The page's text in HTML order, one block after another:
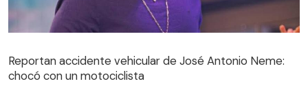
Reportan accidente vehicular de José Antonio Neme:
chocó con un motociclista